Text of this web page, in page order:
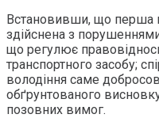
Встановивши, що перша
здійснена з
що регулює
транспортного засобу;
володіння саме
обґрунтованого
позовних вимог.